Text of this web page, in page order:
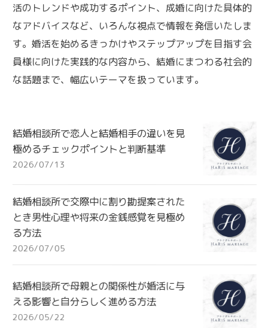
活のトレンドや成功するポイント、成婚に向けた具体的
なアドバイスなど、いろんな視点で情報を発信いたしま
す。婚活を始めるきっかけやステップアップを目指す会
員様に向けた実践的な内容から、結婚にまつわる社会的
な話題まで、幅広いテーマを扱っています。
結婚相談所で恋人と結婚相手の違いを見
極めるチェックポイントと判断基準
2026/07/13
結婚相談所で交際中に割り勘提案された
とき男性心理や将来の金銭感覚を見極め
る方法
2026/07/05
結婚相談所で母親との関係性が婚活に与
える影響と自分らしく進める方法
2026/05/22